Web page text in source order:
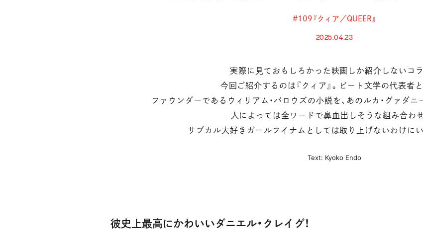
#109『クィア／QUEER』
2025.04.23
実際に見ておもしろかった映画しか紹介しないコラ
今回ご紹介するのは『クィア』。ビート文学の代表者
ファウンダーであるウィリアム・バロウズの小説を、あのルカ・グァダニ
人によっては全ワードで鼻血出しそうな組み合わせ
サブカル大好きガールフイナムとしては取り上げないわけにい
Text: Kyoko Endo
彼史上最高にかわいいダニエル・クレイグ！